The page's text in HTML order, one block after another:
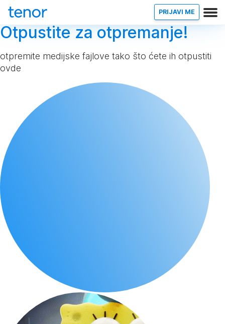
PRIJAVI ME
Otpustite za otpremanje!
otpremite medijske fajlove tako što ćete ih otpustiti
ovde